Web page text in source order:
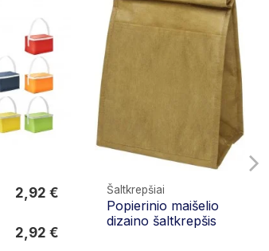
2,92 €
2,92 €
Šaltkrepšiai
Popierinio maišelio
dizaino šaltkrepšis